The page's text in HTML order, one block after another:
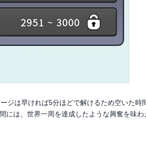
ジは早ければ5分ほどで解けるため空いた時
には、世界一周を達成したような興奮を味わ